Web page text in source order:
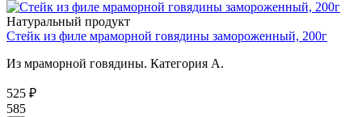
Натуральный продукт
Стейк из филе мраморной говядины замороженный, 200г
Из мраморной говядины. Категория А.
525 ₽
585